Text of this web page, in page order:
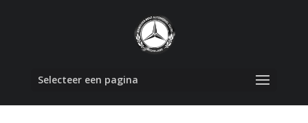
Selecteer een pagina